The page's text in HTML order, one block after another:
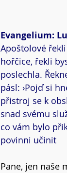
Evangelium:
Apoštolové
hořčice, řekli
poslechla.
pásl: ›Pojď si
přistroj se k
snad svému
co vám bylo
povinni učinit
Pane, jen naše